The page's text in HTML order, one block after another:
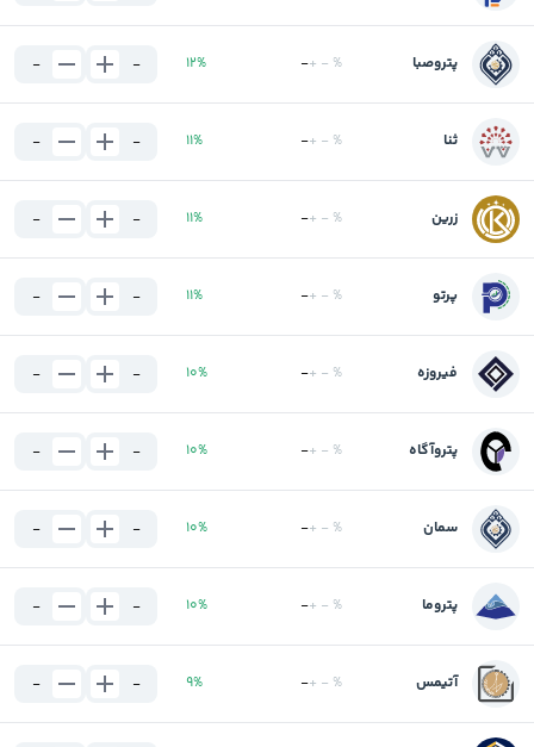
پتروصبا -+ - %
12%
-
-
ثنا -+ - %
11%
-
-
زرین -+ - %
11%
-
-
پرتو -+ - %
11%
-
-
فیروزه -+ - %
10%
-
-
پتروآگاه -+ - %
10%
-
-
سمان -+ - %
10%
-
-
پتروما -+ - %
10%
-
-
آتیمس -+ - %
9%
-
-